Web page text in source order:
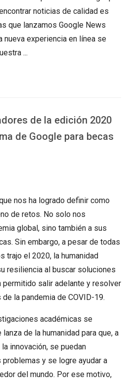
noticias de calidad es
que lanzamos Google News
nueva experiencia en línea se
...
de la edición 2020
de Google para becas
nos ha logrado definir como
de retos. No solo nos
global, sino también a sus
Sin embargo, a pesar de todas
trajo el 2020, la humanidad
resiliencia al buscar soluciones
permitido salir adelante y resolver
la pandemia de COVID-19.
académicas se
de la humanidad para que, a
innovación, se puedan
y se logre ayudar a
del mundo. Por ese motivo,